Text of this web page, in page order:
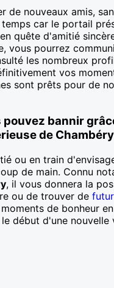
de nouveaux amis,
car le portail
quête d'amitié
vous pourrez
les nombreux
vos
sont prêts pour de
bannir
de Chambéry
ou en train
de main. Connu
, il vous donnera la
ou de trouver de
de bonheur
début d'une nouvelle